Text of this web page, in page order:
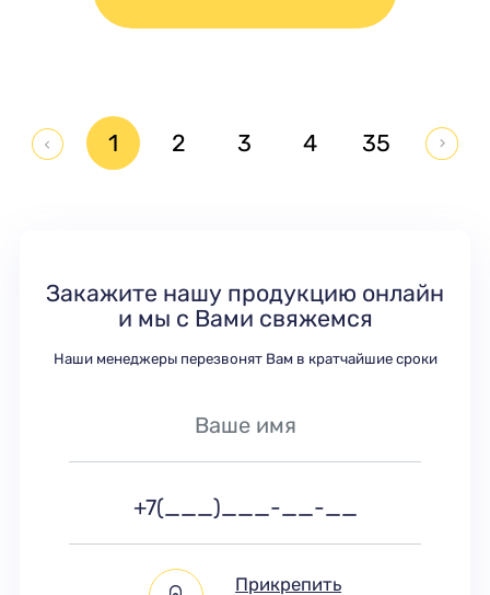
1 2 3 4 35
Закажите нашу продукцию онлайн
и мы с Вами свяжемся
Наши менеджеры перезвонят Вам в кратчайшие сроки
Прикрепить